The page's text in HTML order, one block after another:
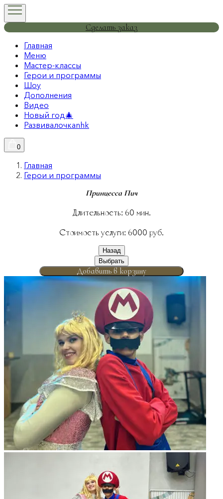
Сделать заказ
Главная
Меню
Мастер-классы
Герои и программы
Шоу
Дополнения
Видео
Новый год🎄
Развивалочкаnhk
0
Главная
Герои и программы
Принцесса Пич
Длительность: 60 мин.
Стоимость услуги: 6000 руб.
Назад
Выбрать
Добавить в корзину